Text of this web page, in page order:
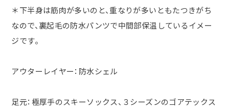
＊下半身は筋肉が多いのと、重なりが多いともたつきがち
なので、裏起毛の防水パンツで中間部保温しているイメー
ジです。
アウターレイヤー：防水シェル
足元：極厚手のスキーソックス、３シーズンのゴアテックス